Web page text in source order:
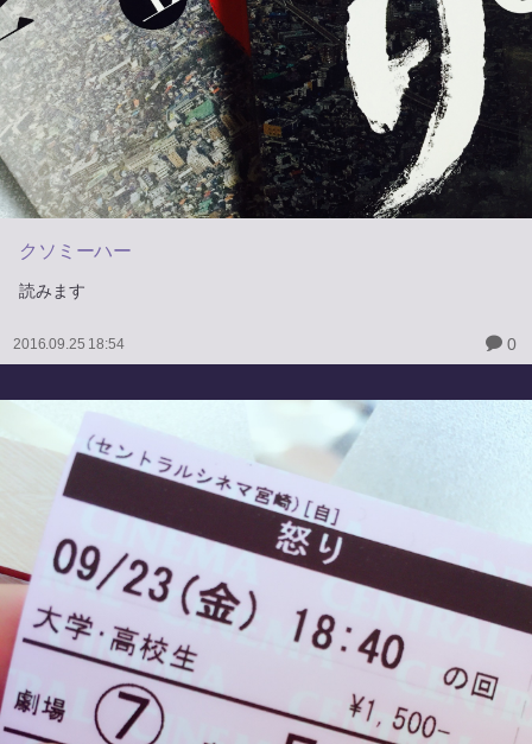
クソミーハー
読みます
2016.09.25 18:54 0